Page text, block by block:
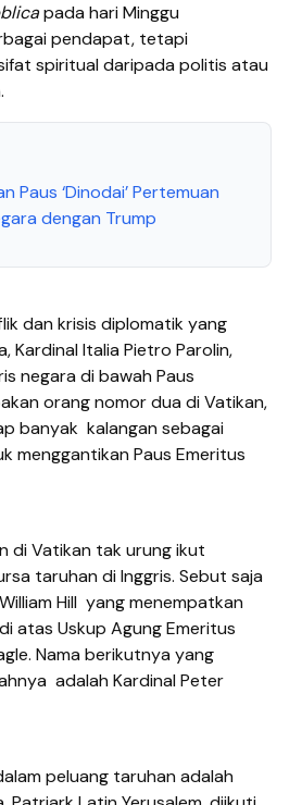
pada hari Minggu
pendapat, tetapi
spiritual daripada politis atau
Paus ‘Dinodai’ Pertemuan
dengan Trump
dan krisis diplomatik yang
Kardinal Italia Pietro Parolin,
negara di bawah Paus
orang nomor dua di Vatikan,
banyak kalangan sebagai
menggantikan Paus Emeritus
di Vatikan tak urung ikut
taruhan di Inggris. Sebut saja
Hill yangmenempatkan
atas Uskup Agung Emeritus
Nama berikutnya yang
adalah Kardinal Peter
peluang taruhan adalah